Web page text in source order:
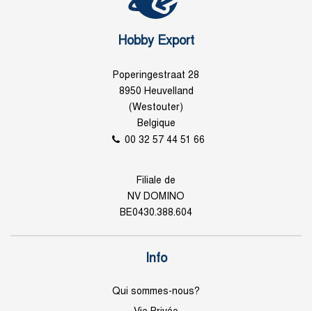
Hobby Export
Poperingestraat 28
8950 Heuvelland
(Westouter)
Belgique
00 32 57 44 51 66
Filiale de
NV DOMINO
BE0430.388.604
Info
Qui sommes-nous?